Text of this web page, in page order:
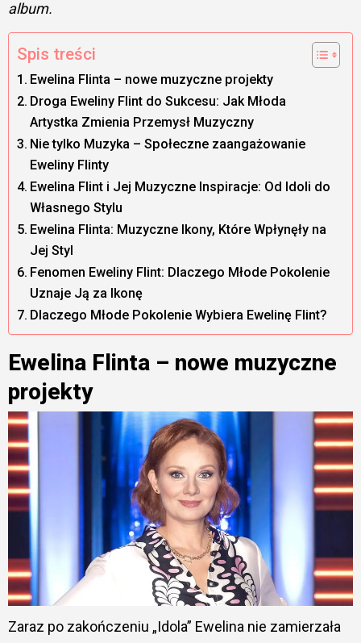
album.
Spis treści
Ewelina Flinta – nowe muzyczne projekty
Droga Eweliny Flint do Sukcesu: Jak Młoda
Artystka Zmienia Przemysł Muzyczny
Nie tylko Muzyka – Społeczne zaangażowanie
Eweliny Flinty
Ewelina Flint i Jej Muzyczne Inspiracje: Od Idoli do
Własnego Stylu
Ewelina Flinta: Muzyczne Ikony, Które Wpłynęły na
Jej Styl
Fenomen Eweliny Flint: Dlaczego Młode Pokolenie
Uznaje Ją za Ikonę
Dlaczego Młode Pokolenie Wybiera Ewelinę Flint?
Ewelina Flinta – nowe muzyczne
projekty
Zaraz po zakończeniu „Idola” Ewelina nie zamierzała